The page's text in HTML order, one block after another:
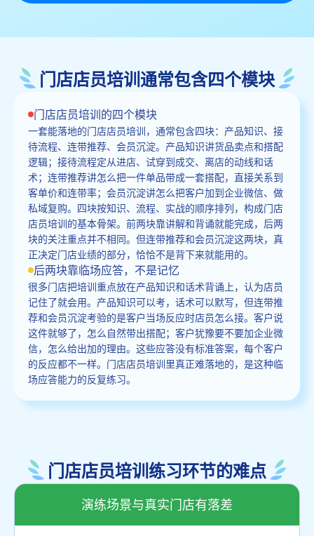
门店店员培训通常包含四个模块
门店店员培训的四个模块
一套能落地的门店店员培训，通常包含四块：产品知识、接
待流程、连带推荐、会员沉淀。产品知识讲货品卖点和搭配
逻辑；接待流程定从进店、试穿到成交、离店的动线和话
术；连带推荐讲怎么把一件单品带成一套搭配，直接关系到
客单价和连带率；会员沉淀讲怎么把客户加到企业微信、做
私域复购。四块按知识、流程、实战的顺序排列，构成门店
店员培训的基本骨架。前两块靠讲解和背诵就能完成，后两
块的关注重点并不相同。但连带推荐和会员沉淀这两块，真
正决定门店业绩的部分，恰恰不是背下来就能用的。
后两块靠临场应答，不是记忆
很多门店把培训重点放在产品知识和话术背诵上，认为店员
记住了就会用。产品知识可以考，话术可以默写，但连带推
荐和会员沉淀考验的是客户当场反应时店员怎么接。客户说
这件就够了，怎么自然带出搭配；客户犹豫要不要加企业微
信，怎么给出加的理由。这些应答没有标准答案，每个客户
的反应都不一样。门店店员培训里真正难落地的，是这种临
场应答能力的反复练习。
门店店员培训练习环节的难点
演练场景与真实门店有落差